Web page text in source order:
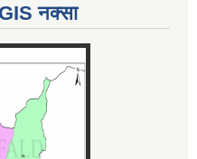
नक्सा